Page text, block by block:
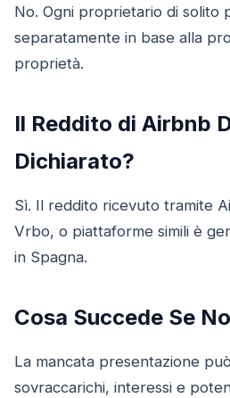
No. Ogni proprietario di solito
separatamente in base alla
proprietà.
Il Reddito di Airbnb
Dichiarato?
Sì. Il reddito ricevuto tramite
Vrbo, o piattaforme simili è
in Spagna.
Cosa Succede Se
La mancata presentazione
sovraccarichi, interessi e